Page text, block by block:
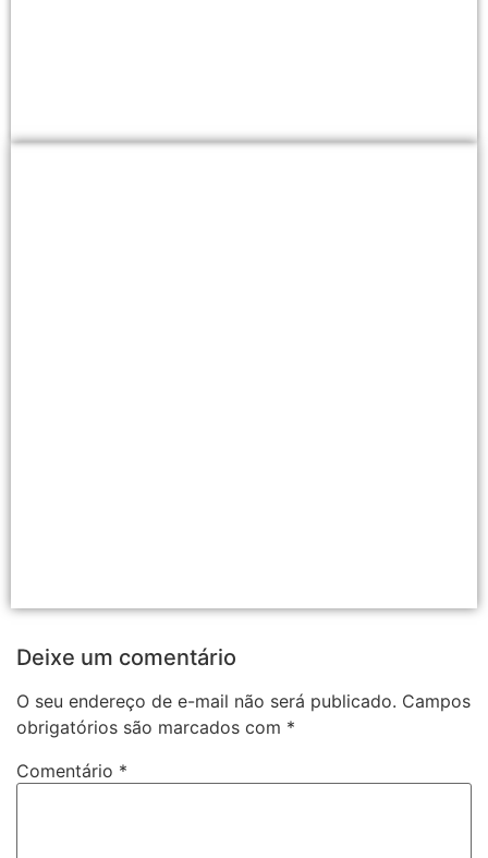
Deixe um comentário
O seu endereço de e-mail não será publicado. Campos
obrigatórios são marcados com *
Comentário *